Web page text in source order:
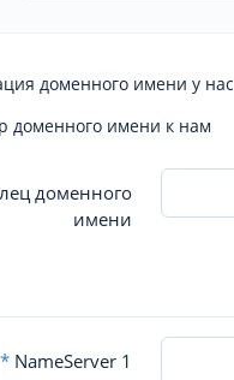
доменного имени у нас
доменного имени к нам
доменного
имени
* NameServer 1